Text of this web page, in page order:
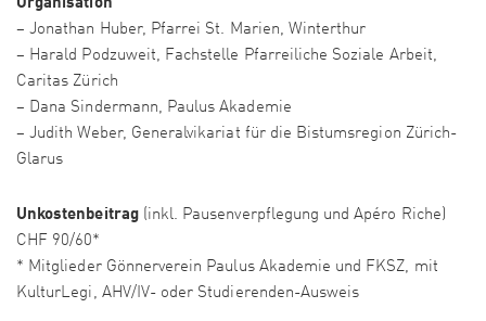
– Jonathan Huber, Pfarrei St. Marien, Winterthur
– Harald Podzuweit, Fachstelle Pfarreiliche Soziale Arbeit,
Caritas Zürich
– Dana Sindermann, Paulus Akademie
– Judith Weber, Generalvikariat für die Bistumsregion Zürich-
Glarus
Unkostenbeitrag(inkl. Pausenverpflegung und Apéro Riche)
CHF 90/60*
* Mitglieder Gönnerverein Paulus Akademie und FKSZ, mit
KulturLegi, AHV/IV- oder Studierenden-Ausweis